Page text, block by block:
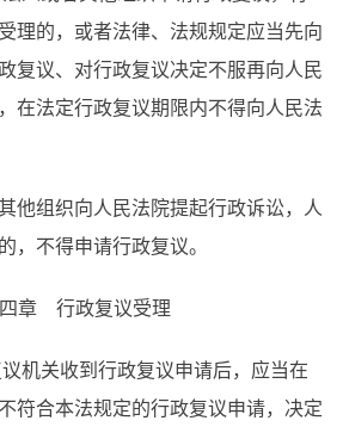
理的，或者法律、法规规定应当先向
复议、对行政复议决定不服再向人民
在法定行政复议期限内不得向人民法
组织向人民法院提起行政诉讼，人
，不得申请行政复议。
章 行政复议受理
关收到行政复议申请后，应当在
符合本法规定的行政复议申请，决定